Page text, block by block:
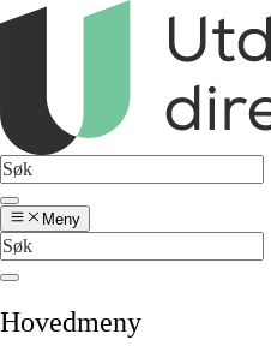
Meny
Hovedmeny